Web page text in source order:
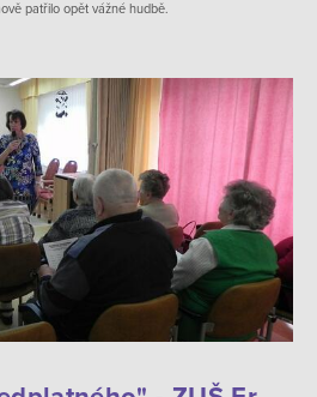
patřilo opět vážné hudbě.